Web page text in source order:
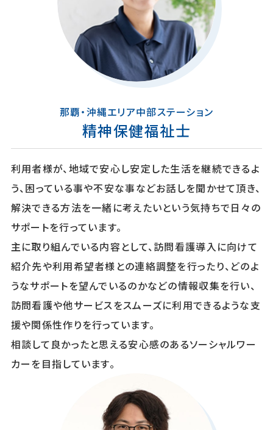
統合失調症
フリーダイヤル
お気軽にお電話ください。
受付時間：8:30～17:30（土日祝は対象外）
お問い合わせフォーム
ご相談やご質問にお答えいたしますので、
お気軽にお問い合わせください。
那覇・沖縄エリア中部ステーション
精神保健福祉士
利用者様が、地域で安心し安定した生活を継続できるよ
う、困っている事や不安な事などお話しを聞かせて頂き、
解決できる方法を一緒に考えたいという気持ちで日々の
サポートを行っています。
主に取り組んでいる内容として、訪問看護導入に向けて
紹介先や利用希望者様との連絡調整を行ったり、どのよ
うなサポートを望んでいるのかなどの情報収集を行い、
訪問看護や他サービスをスムーズに利用できるような支
援や関係性作りを行っています。
相談して良かったと思える安心感のあるソーシャルワー
カーを目指しています。